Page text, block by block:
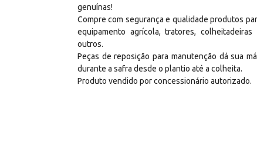
genuínas!
Compre com segurança e qualidade produtos
equipamento agrícola, tratores, colheitadeiras
outros.
Peças de reposição para manutenção dá sua
durante a safra desde o plantio até a colheita.
Produto vendido por concessionário autorizado.